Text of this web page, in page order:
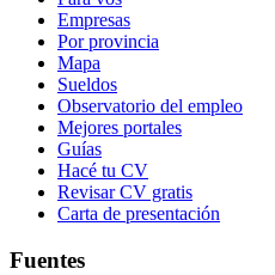
Empresas
Por provincia
Mapa
Sueldos
Observatorio del empleo
Mejores portales
Guías
Hacé tu CV
Revisar CV gratis
Carta de presentación
Fuentes